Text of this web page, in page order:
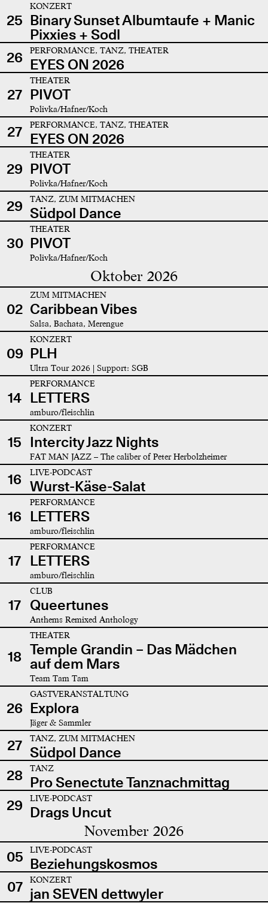
25
KONZERT
Binary Sunset Albumtaufe + Manic
Pixxies + Sodl
26
PERFORMANCE, TANZ, THEATER
EYES ON 2026
27
THEATER
PIVOT
Polivka/Hafner/Koch
27 PERFORMANCE, TANZ, THEATER
EYES ON 2026
29
THEATER
PIVOT
Polivka/Hafner/Koch
29 TANZ, ZUM MITMACHEN
Südpol Dance
30
THEATER
PIVOT
Polivka/Hafner/Koch
Oktober 2026
02
ZUM MITMACHEN
Caribbean Vibes
Salsa, Bachata, Merengue
09
KONZERT
PLH
Ultra Tour 2026 | Support: SGB
14
PERFORMANCE
LETTERS
amburo/fleischlin
15
KONZERT
Intercity Jazz Nights
FAT MAN JAZZ – The caliber of Peter Herbolzheimer
16 LIVE-PODCAST
Wurst-Käse-Salat
16
PERFORMANCE
LETTERS
amburo/fleischlin
17
PERFORMANCE
LETTERS
amburo/fleischlin
17
CLUB
Queertunes
Anthems Remixed Anthology
18
THEATER
Temple Grandin – Das Mädchen
auf dem Mars
Team Tam Tam
26
GASTVERANSTALTUNG
Explora
Jäger & Sammler
27 TANZ, ZUM MITMACHEN
Südpol Dance
28
TANZ
Pro Senectute Tanznachmittag
29
LIVE-PODCAST
Drags Uncut
November 2026
05 LIVE-PODCAST
Beziehungskosmos
07
KONZERT
jan SEVEN dettwyler